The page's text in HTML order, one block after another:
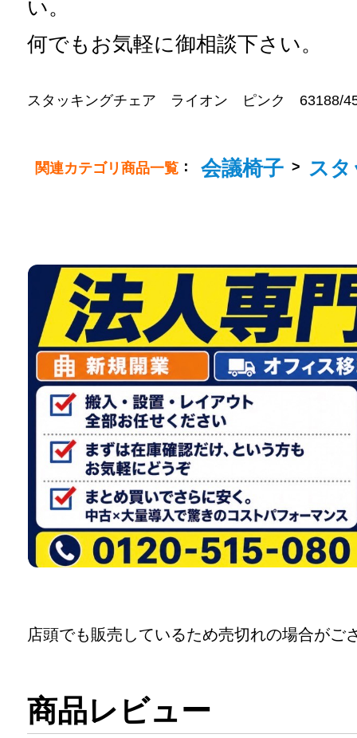
い。
何でもお気軽に御相談下さい。
スタッキングチェア ライオン ピンク 63188/
関連カテゴリ商品一覧 ： 会議椅子 > ス
店頭でも販売しているため売切れの場合がご
商品レビュー